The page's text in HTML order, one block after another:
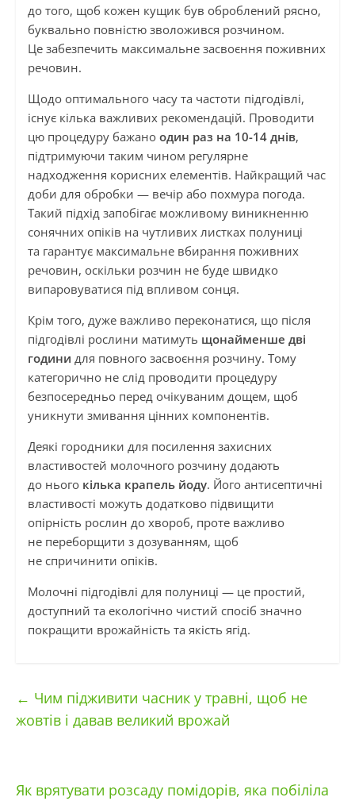
до того, щоб кожен кущик був оброблений рясно,
буквально повністю зволожився розчином.
Це забезпечить максимальне засвоєння поживних
речовин.
Щодо оптимального часу та частоти підгодівлі,
існує кілька важливих рекомендацій. Проводити
цю процедуру бажано один раз на 10-14 днів,
підтримуючи таким чином регулярне
надходження корисних елементів. Найкращий час
доби для обробки — вечір або похмура погода.
Такий підхід запобігає можливому виникненню
сонячних опіків на чутливих листках полуниці
та гарантує максимальне вбирання поживних
речовин, оскільки розчин не буде швидко
випаровуватися під впливом сонця.
Крім того, дуже важливо переконатися, що після
підгодівлі рослини матимуть щонайменше дві
години для повного засвоєння розчину. Тому
категорично не слід проводити процедуру
безпосередньо перед очікуваним дощем, щоб
уникнути змивання цінних компонентів.
Деякі городники для посилення захисних
властивостей молочного розчину додають
до нього кілька крапель йоду. Його антисептичні
властивості можуть додатково підвищити
опірність рослин до хвороб, проте важливо
не переборщити з дозуванням, щоб
не спричинити опіків.
Молочні підгодівлі для полуниці — це простий,
доступний та екологічно чистий спосіб значно
покращити врожайність та якість ягід.
← Чим підживити часник у травні, щоб не
жовтів і давав великий врожай
Як врятувати розсаду помідорів, яка побіліла